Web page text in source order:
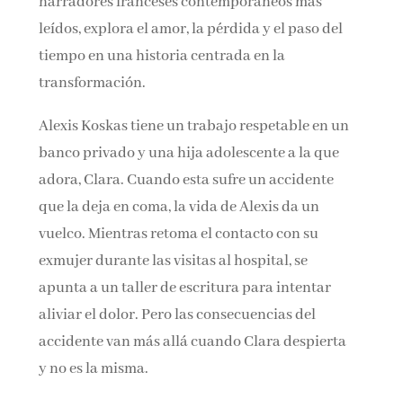
leídos, explora el amor, la pérdida y el paso del
tiempo en una historia centrada en la
transformación.
Alexis Koskas tiene un trabajo respetable en un
banco privado y una hija adolescente a la que
adora, Clara. Cuando esta sufre un accidente
que la deja en coma, la vida de Alexis da un
vuelco. Mientras retoma el contacto con su
exmujer durante las visitas al hospital, se
apunta a un taller de escritura para intentar
aliviar el dolor. Pero las consecuencias del
accidente van más allá cuando Clara despierta
y no es la misma.